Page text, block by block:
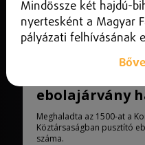
ebolajárvány
áldozatainak
Meghaladta az 1500-at a
Köztársaságban pusztító
száma.
Mindössze két hajdú-
nyertesként a Magyar
pályázati felhívásának